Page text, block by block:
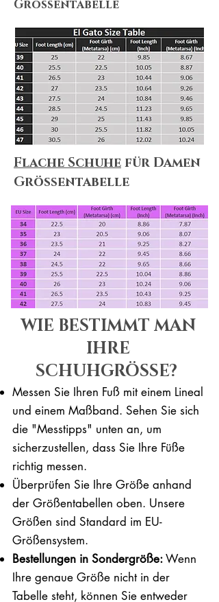
Größentabelle
Flache Schuhe für Damen
Größentabelle
WIE BESTIMMT MAN
IHRE
SCHUHGRÖSSE?
Messen Sie Ihren Fuß mit einem Lineal
und einem Maßband. Sehen Sie sich
die "Messtipps" unten an, um
sicherzustellen, dass Sie Ihre Füße
richtig messen. ​​
Überprüfen Sie Ihre Größe anhand
der Größentabellen oben. Unsere
Größen sind Standard im EU-
Größensystem.
Bestellungen in Sondergröße:Wenn
Ihre genaue Größe nicht in der
Tabelle steht, können Sie entweder